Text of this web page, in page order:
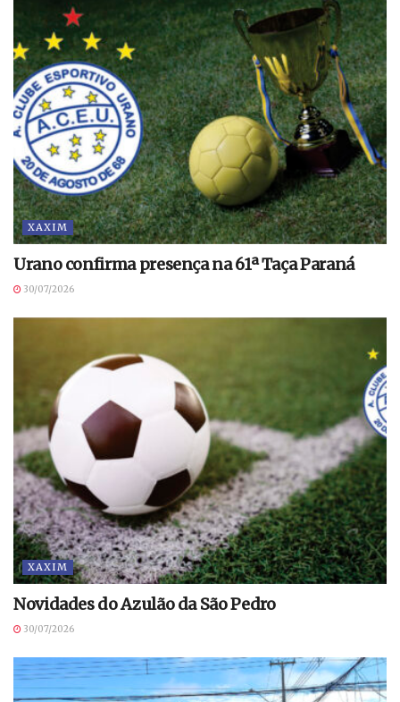
XAXIM
Urano confirma presença na 61ª Taça Paraná
30/07/2026
XAXIM
Novidades do Azulão da São Pedro
30/07/2026